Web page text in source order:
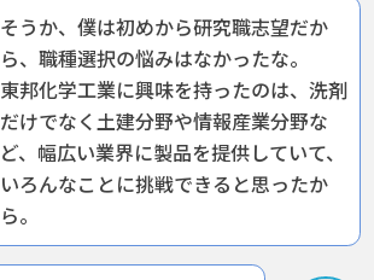
そうか、僕は初めから研究職志望だか
ら、職種選択の悩みはなかったな。
東邦化学工業に興味を持ったのは、洗剤
だけでなく土建分野や情報産業分野な
ど、幅広い業界に製品を提供していて、
いろんなことに挑戦できると思ったか
ら。